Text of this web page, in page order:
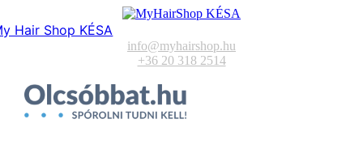
Hair Shop KÉSA
info@myhairshop.hu
+36 20 318 2514